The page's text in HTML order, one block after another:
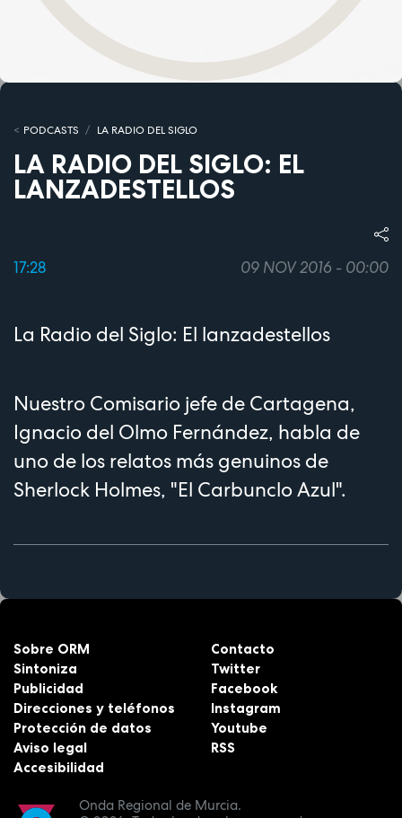
PODCASTS LA RADIO DEL SIGLO
LA RADIO DEL SIGLO: EL
LANZADESTELLOS
17:28 09 NOV 2016 - 00:00
La Radio del Siglo: El lanzadestellos
Nuestro Comisario jefe de Cartagena,
Ignacio del Olmo Fernández, habla de
uno de los relatos más genuinos de
Sherlock Holmes, "El Carbunclo Azul".
Onda Regional de Murcia.
Sobre ORM
Sintoniza
Publicidad
Direcciones y teléfonos
Protección de datos
Aviso legal
Accesibilidad
Contacto
Twitter
Facebook
Instagram
Youtube
RSS